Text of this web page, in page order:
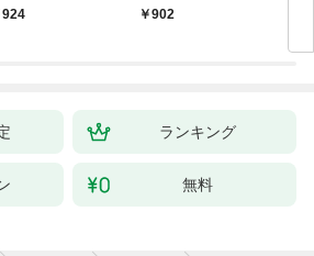
の戯作手帖
924
902
ランキング
無料